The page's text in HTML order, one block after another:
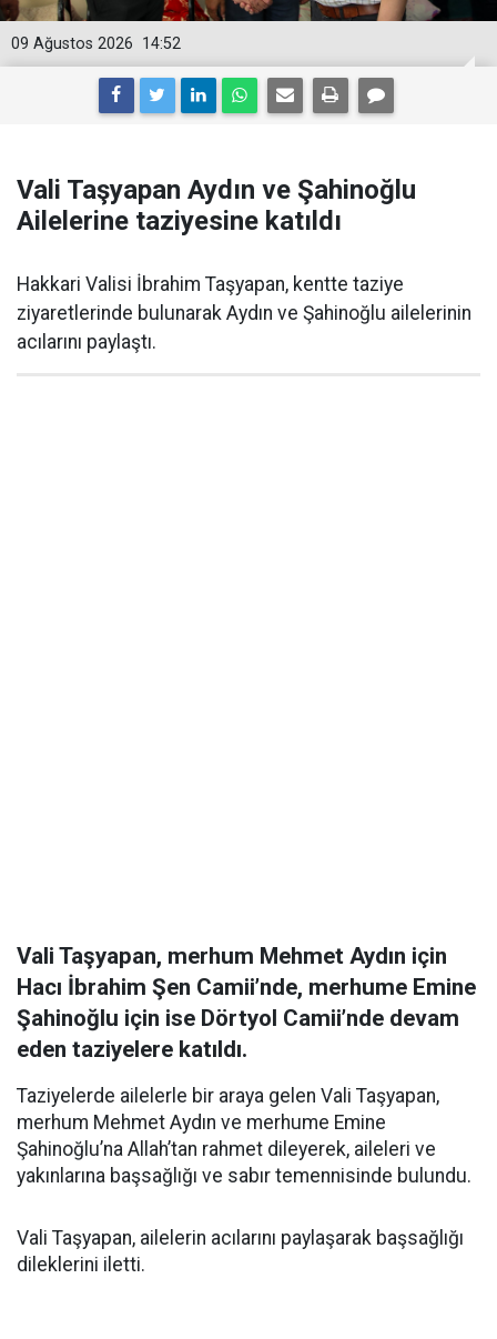
14:52
09 Ağustos 2026
Vali Taşyapan Aydın ve Şahinoğlu
Ailelerine taziyesine katıldı
Hakkari Valisi İbrahim Taşyapan, kentte taziye
ziyaretlerinde bulunarak Aydın ve Şahinoğlu ailelerinin
acılarını paylaştı.
Vali Taşyapan, merhum Mehmet Aydın için
Hacı İbrahim Şen Camii’nde, merhume Emine
Şahinoğlu için ise Dörtyol Camii’nde devam
eden taziyelere katıldı.
Taziyelerde ailelerle bir araya gelen Vali Taşyapan,
merhum Mehmet Aydın ve merhume Emine
Şahinoğlu’na Allah’tan rahmet dileyerek, aileleri ve
yakınlarına başsağlığı ve sabır temennisinde bulundu.
Vali Taşyapan, ailelerin acılarını paylaşarak başsağlığı
dileklerini iletti.